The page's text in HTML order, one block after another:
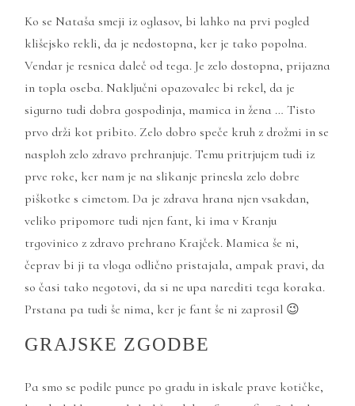
Ko se Nataša smeji iz oglasov, bi lahko na prvi pogled
klišejsko rekli, da je nedostopna, ker je tako popolna.
Vendar je resnica daleč od tega. Je zelo dostopna, prijazna
in topla oseba. Naključni opazovalec bi rekel, da je
sigurno tudi dobra gospodinja, mamica in žena … Tisto
prvo drži kot pribito. Zelo dobro speče kruh z drožmi in se
nasploh zelo zdravo prehranjuje. Temu pritrjujem tudi iz
prve roke, ker nam je na slikanje prinesla zelo dobre
piškotke s cimetom. Da je zdrava hrana njen vsakdan,
veliko pripomore tudi njen fant, ki ima v Kranju
trgovinico z zdravo prehrano Krajček. Mamica še ni,
čeprav bi ji ta vloga odlično pristajala, ampak pravi, da
so časi tako negotovi, da si ne upa narediti tega koraka.
Prstana pa tudi še nima, ker je fant še ni zaprosil 😉
GRAJSKE ZGODBE
Pa smo se podile punce po gradu in iskale prave kotičke,